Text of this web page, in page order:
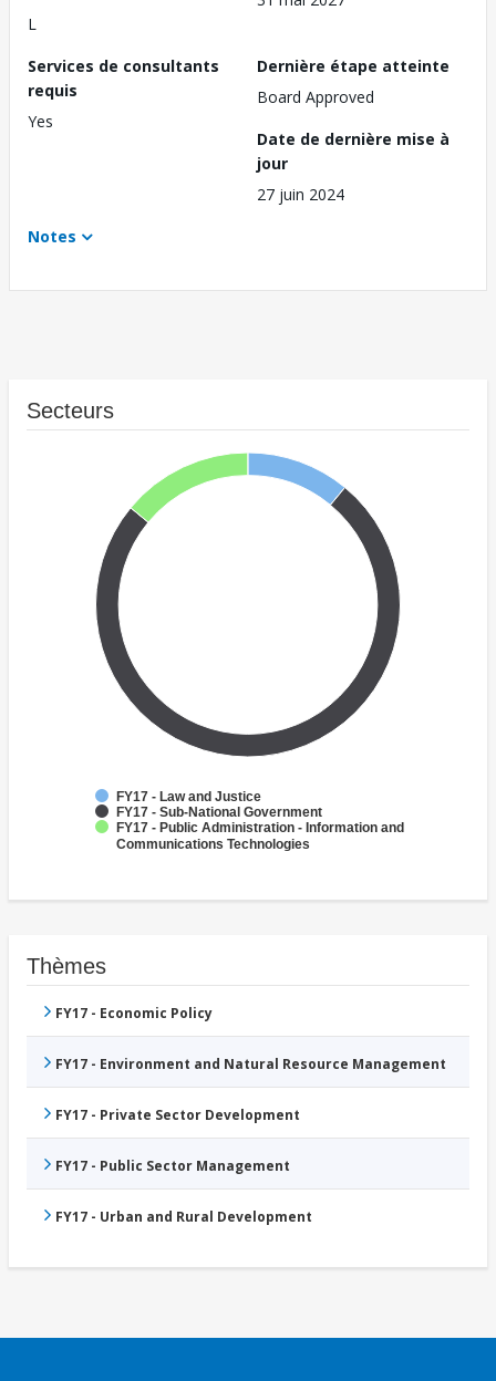
L
Services de consultants
requis
Yes
Dernière étape atteinte
Board Approved
Date de dernière mise à
jour
27 juin 2024
Notes
Secteurs
FY17 - Law and Justice
FY17 - Sub-National Government
FY17 - Public Administration - Information and
Communications Technologies
Thèmes
FY17 - Economic Policy
FY17 - Environment and Natural Resource Management
FY17 - Private Sector Development
FY17 - Public Sector Management
FY17 - Urban and Rural Development